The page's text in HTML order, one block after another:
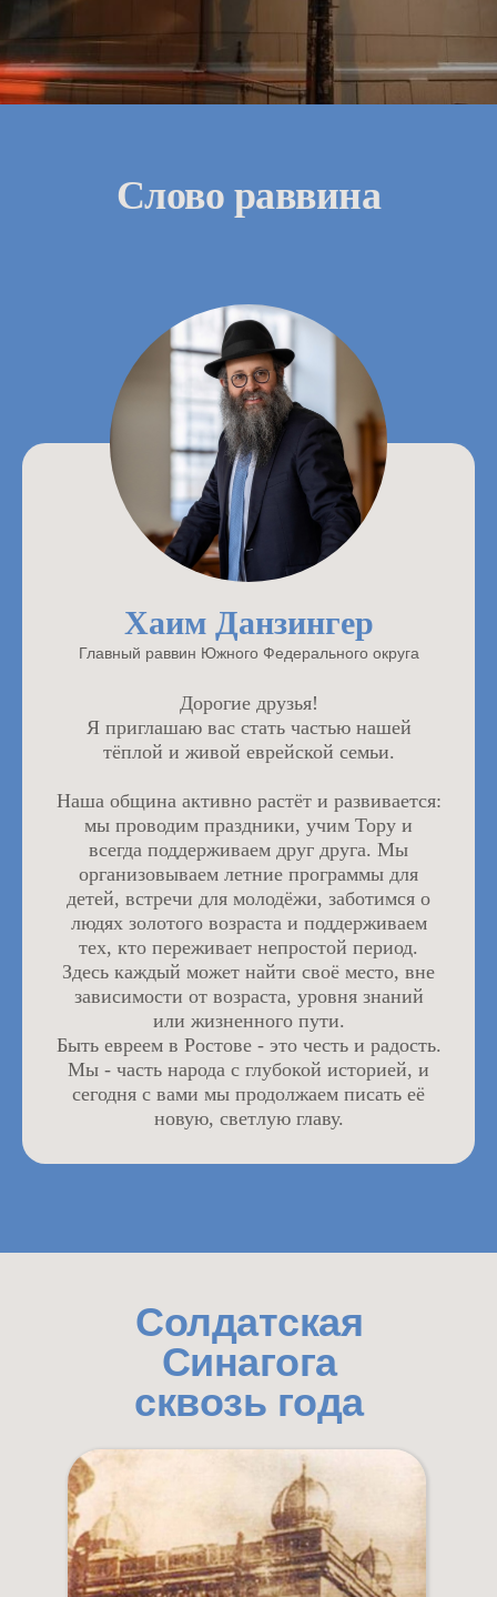
Слово раввина
Хаим Данзингер
Главный раввин Южного Федерального округа
Дорогие друзья!
Я приглашаю вас стать частью нашей
тёплой и живой еврейской семьи.
Наша община активно растёт и развивается:
мы проводим праздники, учим Тору и
всегда поддерживаем друг друга. Мы
организовываем летние программы для
детей, встречи для молодёжи, заботимся о
людях золотого возраста и поддерживаем
тех, кто переживает непростой период.
Здесь каждый может найти своё место, вне
зависимости от возраста, уровня знаний
или жизненного пути.
Быть евреем в Ростове - это честь и радость.
Мы - часть народа с глубокой историей, и
сегодня с вами мы продолжаем писать её
новую, светлую главу.
Солдатская
Синагога
сквозь года